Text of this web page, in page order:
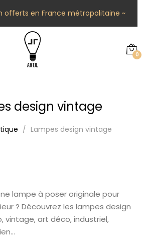
offerts en France métropolitaine ~
0
design vintage
Lampes design vintage
lampe à poser originale pour
? Découvrez les lampes design
vintage, art déco, industriel,